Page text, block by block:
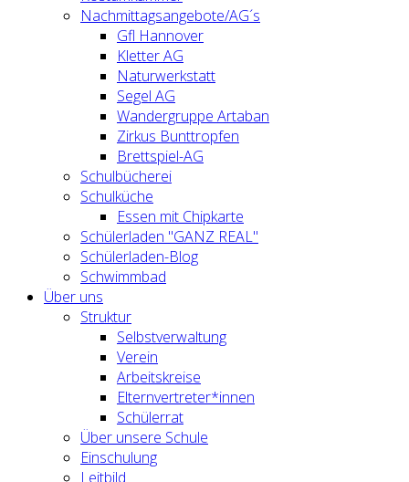
Nachmittagsangebote/AG´s
Gfl Hannover
Kletter AG
Naturwerkstatt
Segel AG
Wandergruppe Artaban
Zirkus Bunttropfen
Brettspiel-AG
Schulbücherei
Schulküche
Essen mit Chipkarte
Schülerladen "GANZ REAL"
Schülerladen-Blog
Schwimmbad
Über uns
Struktur
Selbstverwaltung
Verein
Arbeitskreise
Elternvertreter*innen
Schülerrat
Über unsere Schule
Einschulung
Leitbild